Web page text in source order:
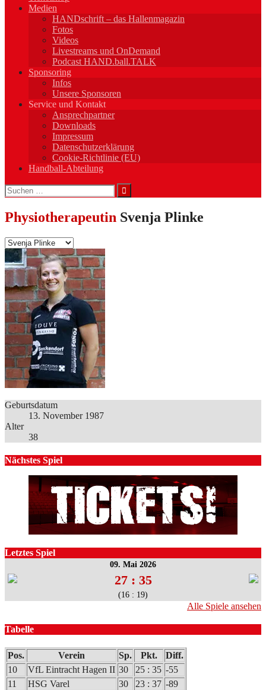
Medien
HANDschrift – das Hallenmagazin
Fotos
Videos
Livestreams und OnDemand
Podcast HAND.ball.TALK
Sponsoring
Infos
Unsere Sponsoren
Service und Kontakt
Ansprechpartner
Downloads
Impressum
Datenschutzerklärung
Cookie-Richtlinie (EU)
Handball-Abteilung
Suchen
nach:
Physiotherapeutin Svenja Plinke
Geburtsdatum
13. November 1987
Alter
38
Nächstes Spiel
Letztes Spiel
09. Mai 2026
27 : 35
(16 : 19)
Alle Spiele ansehen
Tabelle
Pos. Verein Sp. Pkt.
Diff.
10
VfL Eintracht Hagen II 30 25 : 35 -55
11
HSG Varel 30 23 : 37 -89